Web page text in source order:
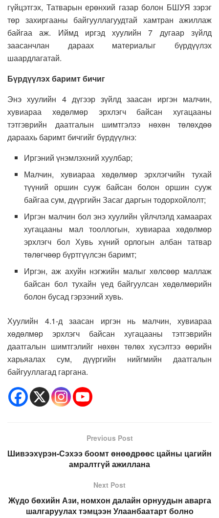
гүйцэтгэх, Татварын ерөнхий газар болон БШУЯ зэрэг
төр захиргааны байгууллагуудтай хамтран ажиллаж
байгаа аж. Иймд иргэд хуулийн 7 дугаар зүйлд
заасанчлан дараах материалыг бүрдүүлэх
шаардлагатай.
Бүрдүүлэх баримт бичиг
Энэ хуулийн 4 дүгээр зүйлд заасан иргэн малчин,
хувиараа хөдөлмөр эрхлэгч байсан хугацааны
тэтгэврийн даатгалын шимтгэлээ нөхөн төлөхдөө
дараахь баримт бичгийг бүрдүүлнэ:
Иргэний үнэмлэхний хуулбар;
Малчин, хувиараа хөдөлмөр эрхлэгчийн тухай
түүний оршин сууж байсан болон оршин сууж
байгаа сум, дүүргийн Засаг даргын тодорхойлолт;
Иргэн малчин бол энэ хуулийн үйлчлэлд хамаарах
хугацааны мал тооллогын, хувиараа хөдөлмөр
эрхлэгч бол Хувь хүний орлогын албан татвар
төлөгчөөр бүртгүүлсэн баримт;
Иргэн, аж ахуйн нэгжийн малыг хөлсөөр маллаж
байсан бол тухайн үед байгуулсан хөдөлмөрийн
болон бусад гэрээний хувь.
Хуулийн 4.1-д заасан иргэн нь малчин, хувиараа
хөдөлмөр эрхлэгч байсан хугацааны тэтгэврийн
даатгалын шимтгэлийг нөхөн төлөх хүсэлтээ өөрийн
харьяалах сум, дүүргийн нийгмийн даатгалын
байгууллагад гаргана.
Previous Post
Шивээхүрэн-Сэхээ боомт өнөөдрөөс цайны цагийн
амралтгүй ажиллана
Next Post
Жүдо бөхийн Ази, номхон далайн орнуудын аварга
шалгаруулах тэмцээн Улаанбаатарт болно